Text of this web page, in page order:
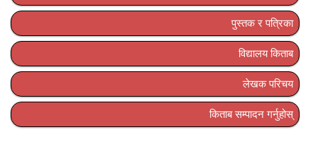
पुस्तक र पत्रिका
विद्यालय किताब
लेखक परिचय
किताब सम्पादन गर्नुहोस्